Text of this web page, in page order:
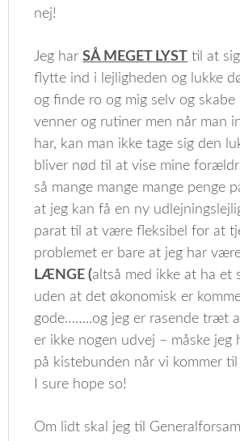
nej!
Jeg harSÅ MEGET LYST til at
flytte ind i lejligheden og lukke
og finde ro og mig selv og skabe
venner og rutiner men når man
har, kan man ikke tage sig den
bliver nød til at vise mine
så mange mange mange penge
at jeg kan få en ny
parat til at være fleksibel for at
problemet er bare at jeg har
LÆNGE (altså med ikke at ha et
uden at det økonomisk er
gode……..og jeg er rasende træt
er ikke nogen udvej – måske jeg
på kistebunden når vi kommer til
I sure hope so!
Om lidt skal jeg til